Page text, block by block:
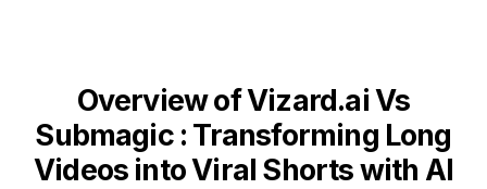
Overview of Vizard.ai Vs
Submagic : Transforming Long
Videos into Viral Shorts with AI